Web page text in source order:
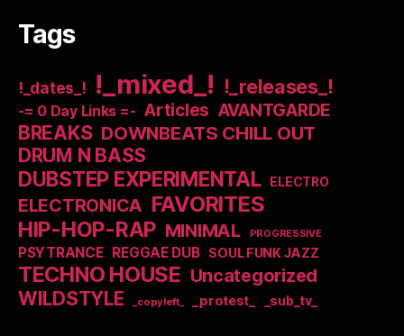
Tags
!_dates_! !_mixed_! !_releases_!
-= 0 Day Links =- Articles AVANTGARDE
BREAKS DOWNBEATS CHILL OUT
DRUM N BASS
DUBSTEP EXPERIMENTAL ELECTRO
ELECTRONICA FAVORITES
HIP-HOP-RAP MINIMAL PROGRESSIVE
PSYTRANCE REGGAE DUB SOUL FUNK JAZZ
TECHNO HOUSE Uncategorized
WILDSTYLE _copyleft_ _protest_ _sub_tv_